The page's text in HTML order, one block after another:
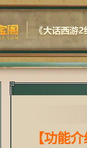
【功能